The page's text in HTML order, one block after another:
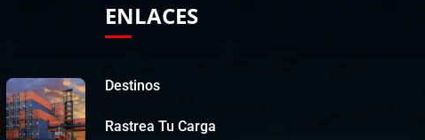
ENLACES
Destinos
Rastrea Tu Carga